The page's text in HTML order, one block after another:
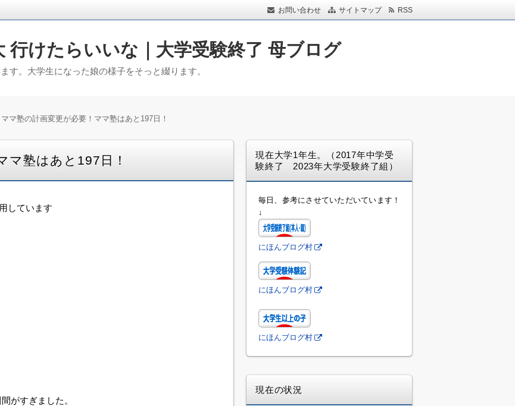
お問い合わせ サイトマップ RSS
行けたらいいな｜大学受験終了 母ブログ
す。大学生になった娘の様子をそっと綴ります。
ママ塾の計画変更が必要！ママ塾はあと197日！
マ塾はあと197日！
しています
がすぎました。
現在大学1年生。（2017年中学受
験終了 2023年大学受験終了組）
毎日、参考にさせていただいています！
↓
にほんブログ村
にほんブログ村
にほんブログ村
現在の状況